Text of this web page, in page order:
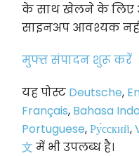
के साथ खेलने के लिए
साइनअप आवश्यक
मुफ्त संपादन शुरू करें
यह पोस्ट Deutsche,
Français, Bahasa
Portuguese,Ру́сский,
文 में भी उपलब्ध है।